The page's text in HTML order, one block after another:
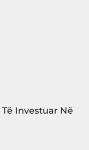
Të Investuar Në